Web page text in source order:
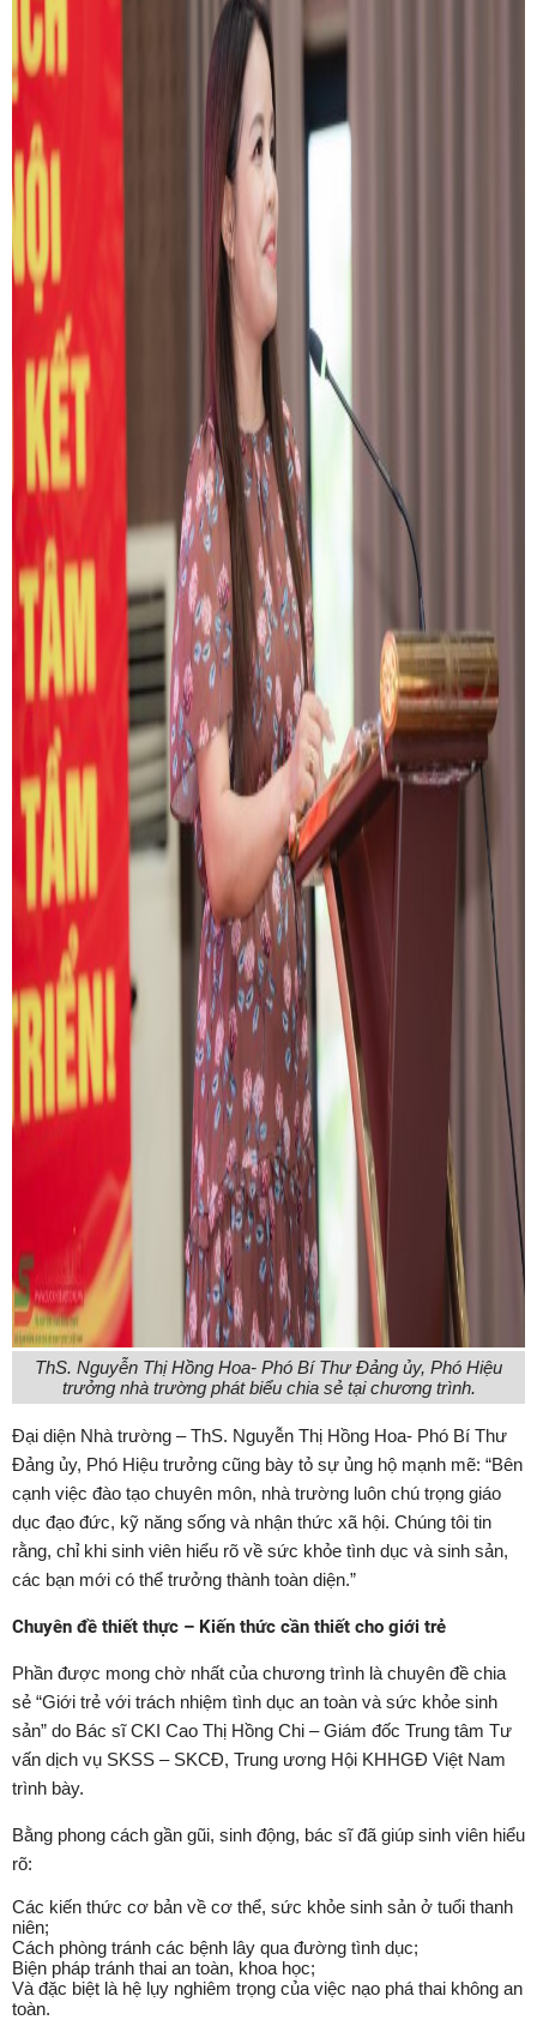
ThS. Nguyễn Thị Hồng Hoa- Phó Bí Thư Đảng ủy, Phó Hiệu
trưởng nhà trường phát biểu chia sẻ tại chương trình.
Đại diện Nhà trường – ThS. Nguyễn Thị Hồng Hoa- Phó Bí Thư
Đảng ủy, Phó Hiệu trưởng cũng bày tỏ sự ủng hộ mạnh mẽ: “Bên
cạnh việc đào tạo chuyên môn, nhà trường luôn chú trọng giáo
dục đạo đức, kỹ năng sống và nhận thức xã hội. Chúng tôi tin
rằng, chỉ khi sinh viên hiểu rõ về sức khỏe tình dục và sinh sản,
các bạn mới có thể trưởng thành toàn diện.”
Chuyên đề thiết thực – Kiến thức cần thiết cho giới trẻ
Phần được mong chờ nhất của chương trình là chuyên đề chia
sẻ “Giới trẻ với trách nhiệm tình dục an toàn và sức khỏe sinh
sản” do Bác sĩ CKI Cao Thị Hồng Chi – Giám đốc Trung tâm Tư
vấn dịch vụ SKSS – SKCĐ, Trung ương Hội KHHGĐ Việt Nam
trình bày.
Bằng phong cách gần gũi, sinh động, bác sĩ đã giúp sinh viên hiểu
rõ:
Các kiến thức cơ bản về cơ thể, sức khỏe sinh sản ở tuổi thanh
niên;
Cách phòng tránh các bệnh lây qua đường tình dục;
Biện pháp tránh thai an toàn, khoa học;
Và đặc biệt là hệ lụy nghiêm trọng của việc nạo phá thai không an
toàn.